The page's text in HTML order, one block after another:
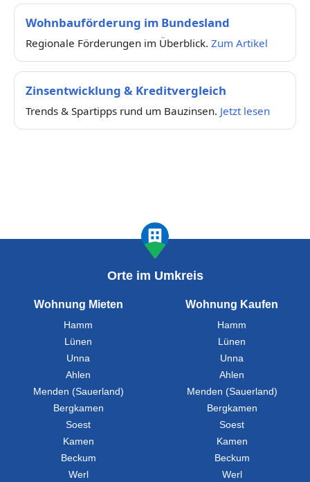
Wohnbauförderung im Bundesland
Regionale Förderungen im Überblick. Zum Artikel
Zinsentwicklung & Kreditvergleich
Trends & Spartipps rund um Bauzinsen. Jetzt lesen
Orte im Umkreis
Wohnung Mieten
Hamm
Lünen
Unna
Ahlen
Menden (Sauerland)
Bergkamen
Soest
Kamen
Beckum
Werl
Wohnung Kaufen
Hamm
Lünen
Unna
Ahlen
Menden (Sauerland)
Bergkamen
Soest
Kamen
Beckum
Werl